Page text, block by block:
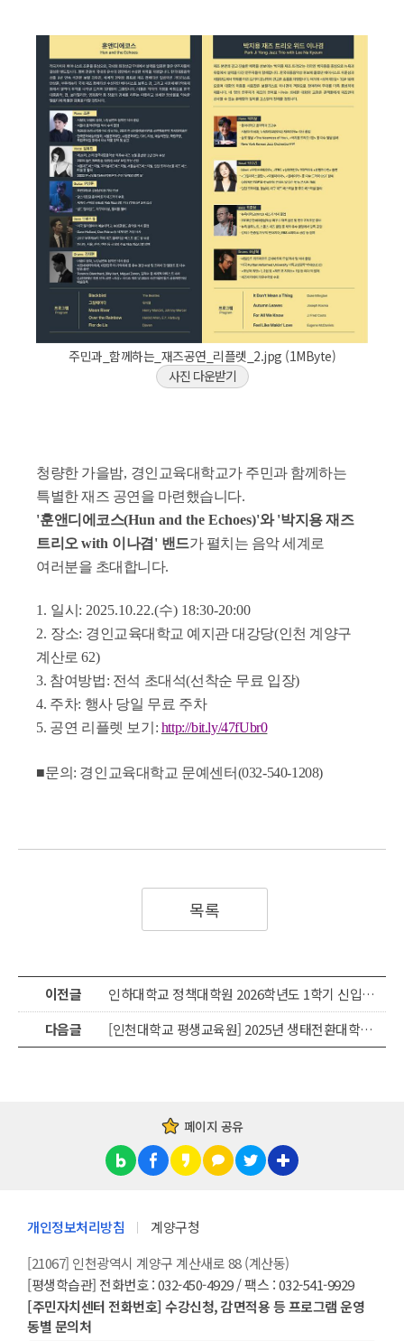
주민과_함께하는_재즈공연_리플렛_2.jpg (1MByte)
사진 다운받기
청량한 가을밤, 경인교육대학교가 주민과 함께하는
특별한 재즈 공연을 마련했습니다.
'훈앤디에코스(Hun and the Echoes)'와'박지용 재즈
트리오with 이나겸 ' 밴드가 펼치는 음악 세계로
여러분을 초대합니다.
1. 일시 : 2025.10.22.(수) 18:30-20:00
2. 장소: 경인교육대학교 예지관 대강당(인천 계양구
계산로62)
3. 참여방법: 전석 초대석(선착순 무료 입장)
4. 주차: 행사 당일 무료 주차
5. 공연 리플렛 보기 : http://bit.ly/47fUbr0
■문의 : 경인교육대학교 문예센터(032-540-1208)
목록
이전글
인하대학교 정책대학원 2026학년도 1학기 신입생 모집(야간)
다음글
[인천대학교 평생교육원] 2025년 생태전환대학과정 수강생 모집
페이지 공유
개인정보처리방침
계양구청
[21067] 인천광역시 계양구 계산새로 88 (계산동)
[평생학습관] 전화번호 : 032-450-4929 / 팩스 : 032-541-9929
[주민자치센터 전화번호] 수강신청, 감면적용 등 프로그램 운영
동별 문의처